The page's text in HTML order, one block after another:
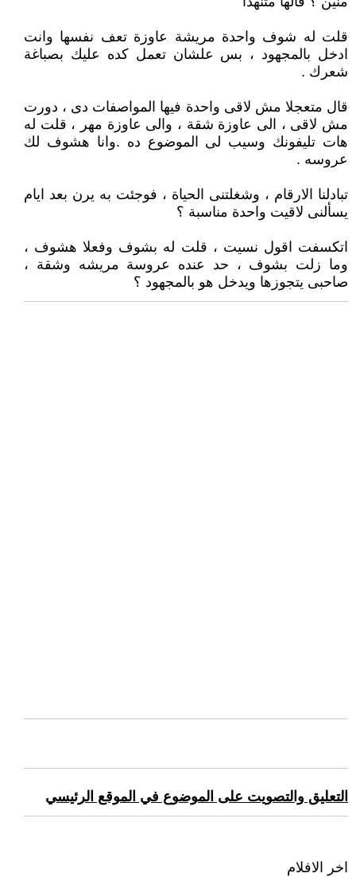
قلت له شوف واحدة مريشة عاوزة تعف نفسها وانت
ادخل بالمجهود ، بس علشان تعمل كده عليك بصباغة
شعرك .
قال متعجلا مش لاقى واحدة فيها المواصفات دى ، دورت
مش لاقى ، الى عاوزة شقة ، والى عاوزة مهر ، قلت له
هات تليفونك وسيب لى الموضوع ده .وانا هشوف لك
عروسه .
تبادلنا الارقام ، وشغلتنى الحياة ، فوجئت به يرن بعد ايام
يسألنى لاقيت واحدة مناسبة ؟
اتكسفت اقول نسيت ، قلت له بشوف وفعلا هشوف ،
وما زلت بشوف ، حد عنده عروسة مريشه وشقة ،
صاحبى يتجوزها ويدخل هو بالمجهود ؟
التعليق والتصويت على الموضوع في الموقع الرئيسي
اخر الافلام